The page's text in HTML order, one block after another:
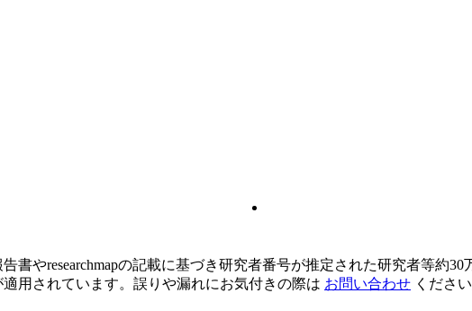
書やresearchmapの記載に基づき研究者番号が推定された研究者等約30
用されています。誤りや漏れにお気付きの際は お問い合わせ ください